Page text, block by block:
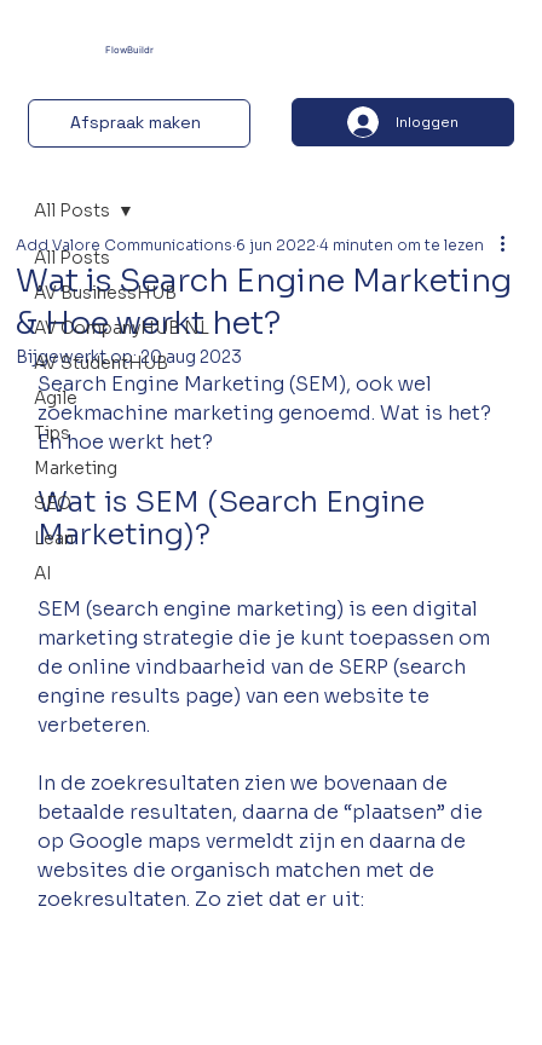
FlowBuildr
Afspraak maken Inloggen
All Posts
AV BusinessHUB
AV CompanyHUB NL
AV StudentHUB
Agile
Tips
Marketing
SEO
Lean
AI
All Posts
Wat is Search Engine Marketing
& Hoe werkt het?
Add Valore Communications 6 jun 2022 4 minuten om te lezen
Bijgewerkt op:20 aug 2023
Search Engine Marketing (SEM), ook wel
zoekmachine marketing genoemd. Wat is het?
En hoe werkt het?
Wat is SEM (Search Engine
Marketing)?
SEM (search engine marketing) is een digital
marketing strategie die je kunt toepassen om
de online vindbaarheid van de SERP (search
engine results page) van een website te
verbeteren.
In de zoekresultaten zien we bovenaan de
betaalde resultaten, daarna de “plaatsen” die
op Google maps vermeldt zijn en daarna de
websites die organisch matchen met de
zoekresultaten. Zo ziet dat er uit: